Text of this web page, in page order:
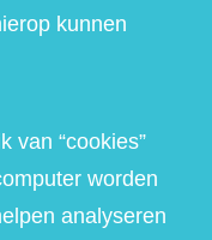
kunnen
van “cookies”
worden
analyseren